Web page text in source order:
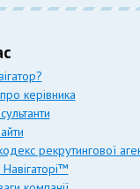
керівника
рекрутингової